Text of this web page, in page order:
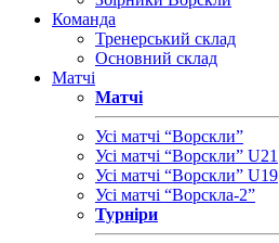
Команда
Тренерський склад
Основний склад
Матчі
Матчі
Усі матчі “Ворскли”
Усі матчі “Ворскли” U21
Усі матчі “Ворскли” U19
Усі матчі “Ворскла-2”
Турніри